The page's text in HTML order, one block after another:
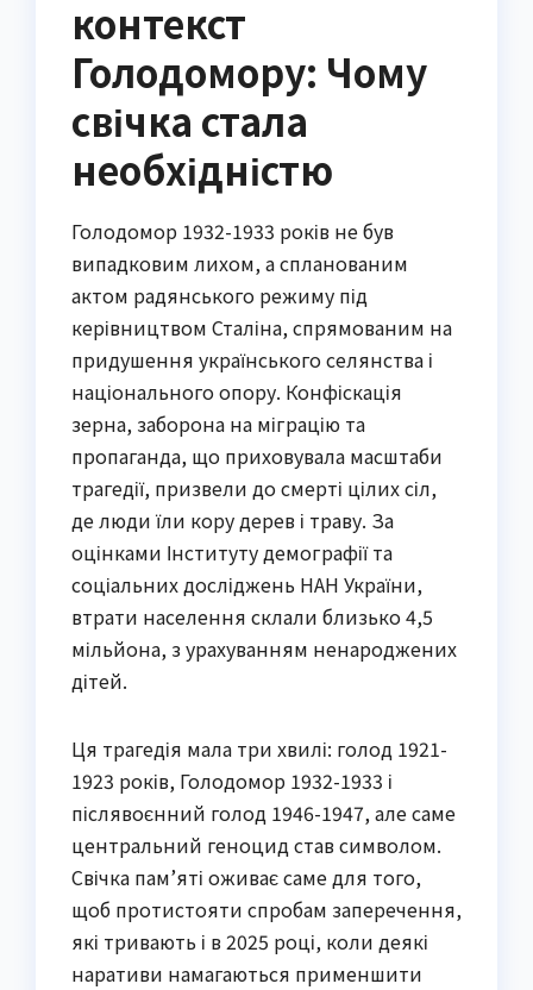
контекст
Голодомору: Чому
свічка стала
необхідністю
Голодомор 1932-1933 років не був
випадковим лихом, а спланованим
актом радянського режиму під
керівництвом Сталіна, спрямованим на
придушення українського селянства і
національного опору. Конфіскація
зерна, заборона на міграцію та
пропаганда, що приховувала масштаби
трагедії, призвели до смерті цілих сіл,
де люди їли кору дерев і траву. За
оцінками Інституту демографії та
соціальних досліджень НАН України,
втрати населення склали близько 4,5
мільйона, з урахуванням ненароджених
дітей.
Ця трагедія мала три хвилі: голод 1921-
1923 років, Голодомор 1932-1933 і
післявоєнний голод 1946-1947, але саме
центральний геноцид став символом.
Свічка пам’яті оживає саме для того,
щоб протистояти спробам заперечення,
які тривають і в 2025 році, коли деякі
наративи намагаються применшити